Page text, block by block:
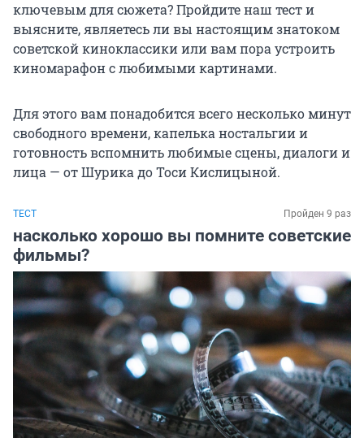
ключевым для сюжета? Пройдите наш тест и
выясните, являетесь ли вы настоящим знатоком
советской киноклассики или вам пора устроить
киномарафон с любимыми картинами.
Для этого вам понадобится всего несколько минут
свободного времени, капелька ностальгии и
готовность вспомнить любимые сцены, диалоги и
лица — от Шурика до Тоси Кислицыной.
ТЕСТ Пройден 9 раз
насколько хорошо вы помните советские
фильмы?